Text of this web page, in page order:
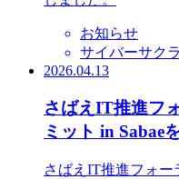
お知らせ
サイバーサクラ
2026.04.13
さばえIT推進フ
ミット in Sabae
さばえIT推進フォー